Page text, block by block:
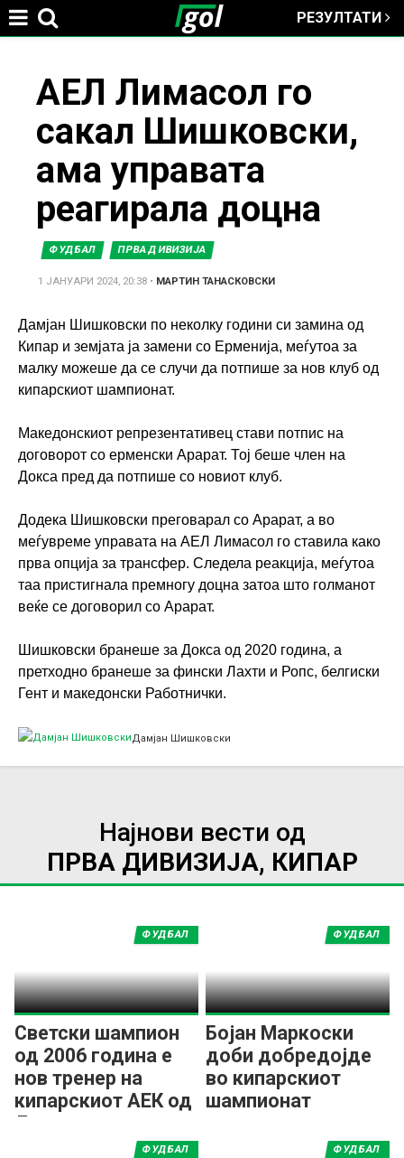
РЕЗУЛТАТИ
here
АЕЛ Лимасол го
сакал Шишковски,
ама управата
реагирала доцна
ФУДБАЛ ПРВА ДИВИЗИЈА
1 ЈАНУАРИ 2024, 20:38 • МАРТИН ТАНАСКОВСКИ
Дамјан Шишковски по неколку години си замина од
Кипар и земјата ја замени со Ерменија, меѓутоа за
малку можеше да се случи да потпише за нов клуб од
кипарскиот шампионат.
Македонскиот репрезентативец стави потпис на
договорот со ерменски Арарат. Тој беше член на
Докса пред да потпише со новиот клуб.
Додека Шишковски преговарал со Арарат, а во
меѓувреме управата на АЕЛ Лимасол го ставила како
прва опција за трансфер. Следела реакција, меѓутоа
таа пристигнала премногу доцна затоа што голманот
веќе се договорил со Арарат.
Шишковски бранеше за Докса од 2020 година, а
претходно бранеше за фински Лахти и Ропс, белгиски
Гент и македонски Работнички.
Дамјан Шишковски
Најнови вести од
ПРВА ДИВИЗИЈА, КИПАР
Светски шампион
од 2006 година е
нов тренер на
кипарскиот АЕК од
Ларнака
ФУДБАЛ
Бојан Маркоски
доби добредојде
во кипарскиот
шампионат
ФУДБАЛ
ФУДБАЛ ФУДБАЛ